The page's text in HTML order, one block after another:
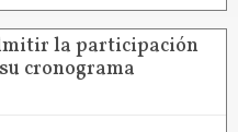
la participación
cronograma